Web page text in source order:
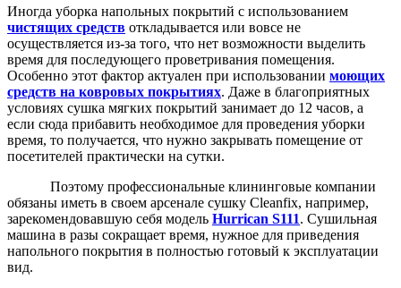
Иногда уборка напольных покрытий с использованием
чистящих средств откладывается или вовсе не
осуществляется из-за того, что нет возможности выделить
время для последующего проветривания помещения.
Особенно этот фактор актуален при использовании моющих
средств на ковровых покрытиях. Даже в благоприятных
условиях сушка мягких покрытий занимает до 12 часов, а
если сюда прибавить необходимое для проведения уборки
время, то получается, что нужно закрывать помещение от
посетителей практически на сутки.
Поэтому профессиональные клининговые компании
обязаны иметь в своем арсенале сушку Cleanfix, например,
зарекомендовавшую себя модель Hurrican S111. Сушильная
машина в разы сокращает время, нужное для приведения
напольного покрытия в полностью готовый к эксплуатации
вид.